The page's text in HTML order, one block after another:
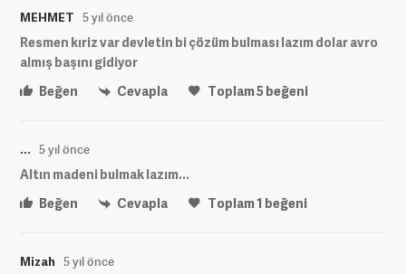
MEHMET 5 yıl önce
Resmen kıriz var devletin bi çözüm bulması lazım dolar avro
almış başını gidiyor
Beğen
Cevapla Toplam5beğeni
... 5 yıl önce
Altın madeni bulmak lazım...
Beğen
Cevapla Toplam1 beğeni
Mizah 5 yıl önce